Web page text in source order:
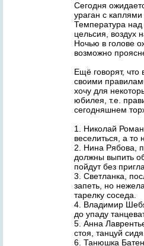
Сегодня
ураган с каплями
Температура над
цельсия, воздух
Ночью в голове
возможно
Ещё говорят, что
своими
хочу для
юбилея, т.е.
сегодняшнем
1. Николай
веселиться, а то
2. Нина Рябова,
должны выпить
пойдут без
3. Светланка,
запеть, но
тарелку соседа.
4. Владимир
до упаду
5. Анна
стоя, танцуй сидя.
6. Танюшка